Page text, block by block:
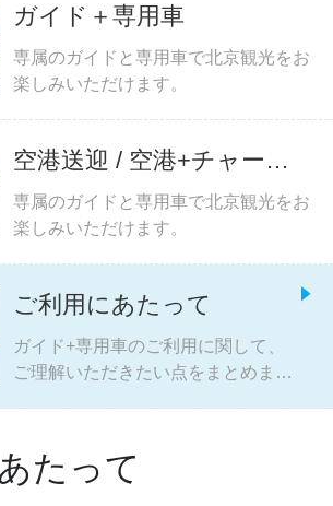
ガイド＋専用車
専属のガイドと専用車で北京観光をお
楽しみいただけます。
空港送迎 / 空港+チャータ
ー
専属のガイドと専用車で北京観光をお
楽しみいただけます。
ご利用にあたって
ガイド+専用車のご利用に関して、
ご理解いただきたい点をまとめまし
たって